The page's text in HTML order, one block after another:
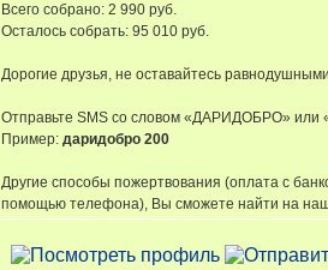
Всего собрано: 2 990 руб.
Осталось собрать: 95 010 руб.
Дорогие друзья, не оставайтесь
Отправьте SMS со словом «ДАРИДОБРО»
Пример: даридобро 200
Другие способы пожертвования (оплата с
помощью телефона), Вы сможете найти на